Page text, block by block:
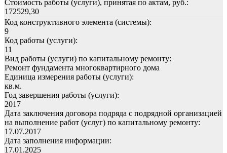
Стоимость работы (услуги), принятая по актам, руб.:
172529,30
Код конструктивного элемента (системы):
9
Код работы (услуги):
11
Вид работы (услуги) по капитальному ремонту:
Ремонт фундамента многоквартирного дома
Единица измерения работы (услуги):
кв.м.
Год завершения работы (услуги):
2017
Дата заключения договора подряда с подрядной организацией
на выполнение работ (услуг) по капитальному ремонту:
17.07.2017
Дата заполнения информации:
17.01.2025